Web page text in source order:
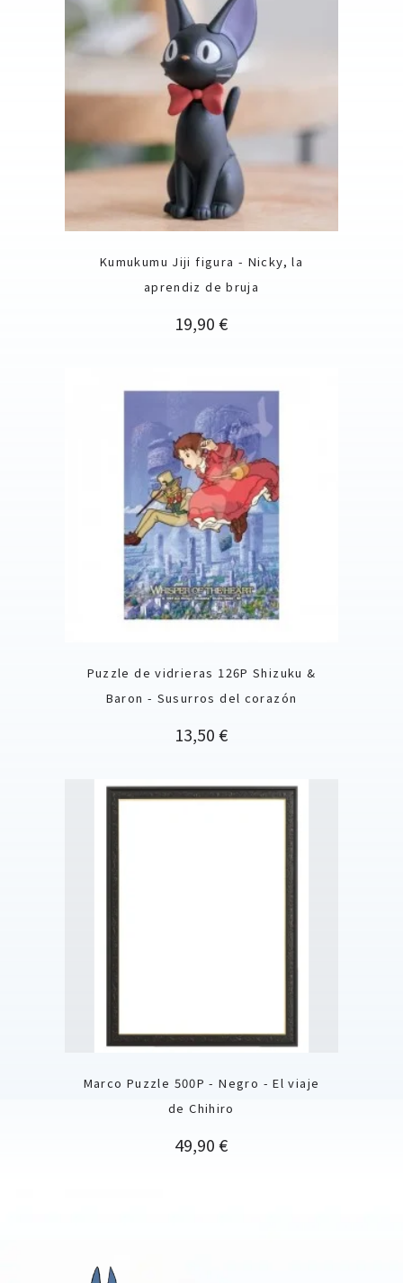
Kumukumu Jiji figura - Nicky, la
aprendiz de bruja
Precio
19,90 €
Puzzle de vidrieras 126P Shizuku &
Baron - Susurros del corazón
Precio
13,50 €
Marco Puzzle 500P - Negro - El viaje
de Chihiro
Precio
49,90 €